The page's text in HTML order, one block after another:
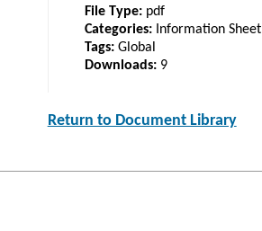
File Type: pdf
Categories: Information Sheet
Tags: Global
Downloads: 9
Return to Document Library